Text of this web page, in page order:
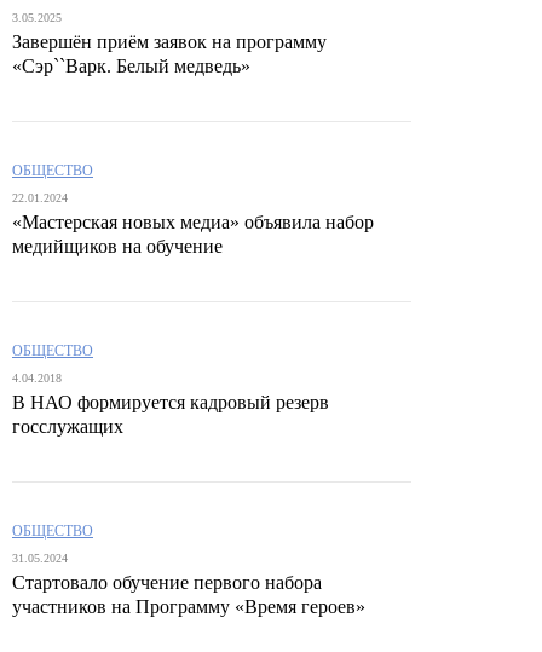
3.05.2025
Завершён приём заявок на программу
«Сэр``Варк. Белый медведь»
ОБЩЕСТВО
22.01.2024
«Мастерская новых медиа» объявила набор
медийщиков на обучение
ОБЩЕСТВО
4.04.2018
В НАО формируется кадровый резерв
госслужащих
ОБЩЕСТВО
31.05.2024
Стартовало обучение первого набора
участников на Программу «Время героев»